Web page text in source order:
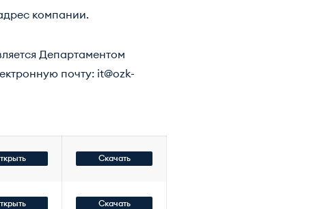
компании.
Департаментом
почту: it@ozk-
Скачать
Скачать